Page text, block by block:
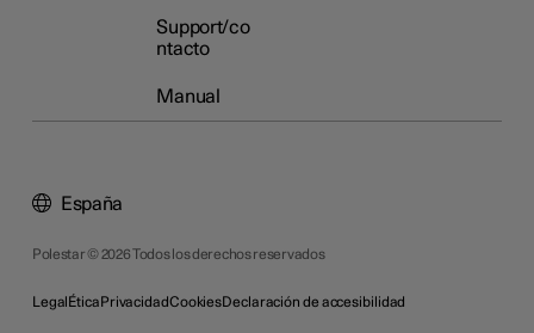
Support/co
ntacto
Manual
Polestar © 2026 Todos los derechos reservados
Legal Ética PrivacidadCookiesDeclaración de accesibilidad
España